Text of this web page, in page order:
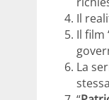
Il
Il film
La